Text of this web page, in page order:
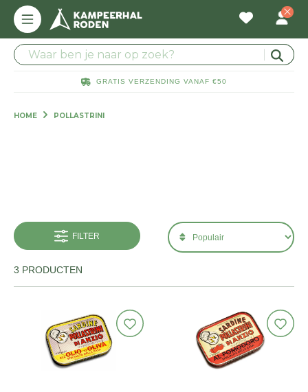
GRATIS VERZENDING VANAF €50
HOME POLLASTRINI
FILTER
3 PRODUCTEN